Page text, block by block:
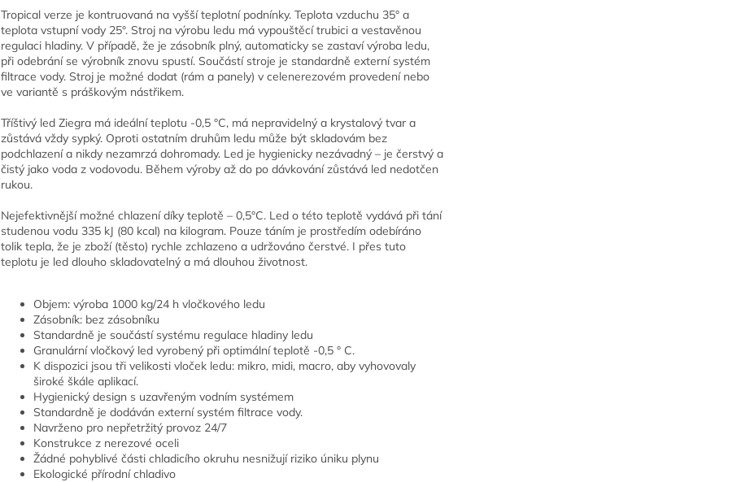
Tropical verze je kontruovaná na vyšší teplotní podnínky. Teplota vzduchu 35° a
teplota vstupní vody 25°. Stroj na výrobu ledu má vypouštěcí trubici a vestavěnou
regulaci hladiny. V případě, že je zásobník plný, automaticky se zastaví výroba ledu,
při odebrání se výrobník znovu spustí. Součástí stroje je standardně externí systém
filtrace vody. Stroj je možné dodat (rám a panely) v celenerezovém provedení nebo
ve variantě s práškovým nástřikem.
Tříštivý led Ziegra má ideální teplotu -0,5 °C, má nepravidelný a krystalový tvar a
zůstává vždy sypký. Oproti ostatním druhům ledu může být skladovám bez
podchlazení a nikdy nezamrzá dohromady. Led je hygienicky nezávadný – je čerstvý a
čistý jako voda z vodovodu. Během výroby až do po dávkování zůstává led nedotčen
rukou.
Nejefektivnější možné chlazení díky teplotě – 0,5°C. Led o této teplotě vydává při tání
studenou vodu 335 kJ (80 kcal) na kilogram. Pouze táním je prostředím odebíráno
tolik tepla, že je zboží (těsto) rychle zchlazeno a udržováno čerstvé. I přes tuto
teplotu je led dlouho skladovatelný a má dlouhou životnost.
Objem: výroba 1000 kg/24 h vločkového ledu
Zásobník: bez zásobníku
Standardně je součástí systému regulace hladiny ledu
Granulární vločkový led vyrobený při optimální teplotě -0,5 ° C.
K dispozici jsou tři velikosti vloček ledu: mikro, midi, macro, aby vyhovovaly
široké škále aplikací.
Hygienický design s uzavřeným vodním systémem
Standardně je dodáván externí systém filtrace vody.
Navrženo pro nepřetržitý provoz 24/7
Konstrukce z nerezové oceli
Žádné pohyblivé části chladicího okruhu nesnižují riziko úniku plynu
Ekologické přírodní chladivo